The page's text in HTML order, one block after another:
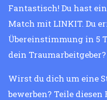
Fantastisch! Du hast
Match mit LINKIT. Du
Übereinstimmung in 5
dein Traumarbeitgeber?
Wirst du dich um eine
bewerben? Teile